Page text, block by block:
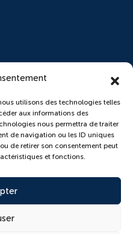
utilisons des technologies telles
aux informations des
nous permettra de traiter
de navigation ou les ID uniques
de retirer son consentement peut
et fonctions.